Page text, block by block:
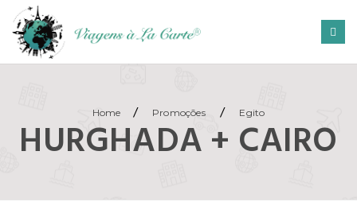
Home / Promoções / Egito
HURGHADA + CAIRO